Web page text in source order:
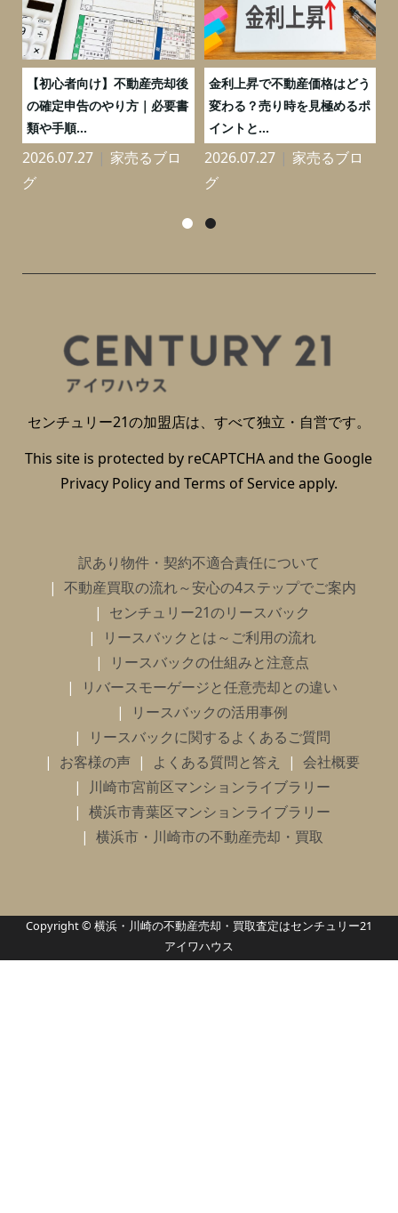
【初心者向け】不動産売却後
の確定申告のやり方｜必要書
類や手順...
2026.07.27
家売るブロ
グ
金利上昇で不動産価格はどう
変わる？売り時を見極めるポ
イントと...
2026.07.27
家売るブロ
グ
センチュリー21の加盟店は、すべて独立・自営です。
This site is protected by reCAPTCHA and the Google
Privacy Policyand Terms of Serviceapply.
訳あり物件・契約不適合責任について
不動産買取の流れ～安心の4ステップでご案内
センチュリー21のリースバック
リースバックとは～ご利用の流れ
リースバックの仕組みと注意点
リバースモーゲージと任意売却との違い
リースバックの活用事例
リースバックに関するよくあるご質問
お客様の声
よくある質問と答え
会社概要
川崎市宮前区マンションライブラリー
横浜市青葉区マンションライブラリー
横浜市・川崎市の不動産売却・買取
Copyright © 横浜・川崎の不動産売却・買取査定はセンチュリー21
アイワハウス